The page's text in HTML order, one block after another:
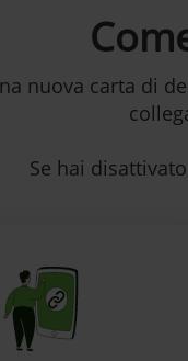
nuova carta di
Se hai